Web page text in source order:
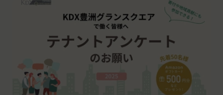
組織、個人に提供することがあります。
第三者サービス提供者との共有
支払処理、データ分析、メール送信、ホスティング
サービス、カスタマーサービスなどを当社の代理で
行うサービスを提供する第三者、または、当社のマ
ーケティングのサポートを行う第三者に対して、お
客様情報を提供することがあります。
外部サービスとの連携のための共有
前各号に付随する各種サービス
当社は、前項各号に定めるサービスの内容を変更す
ることができるものとします。
第4条（会員登録）
会員登録手続きは、本サービスの会員登録ページか
ら当社の指定する方法に従い、会員登録を希望する
本人が行うものとします。当社に対して会員登録の
申し込みが行われた場合には、登録手続きにおいて